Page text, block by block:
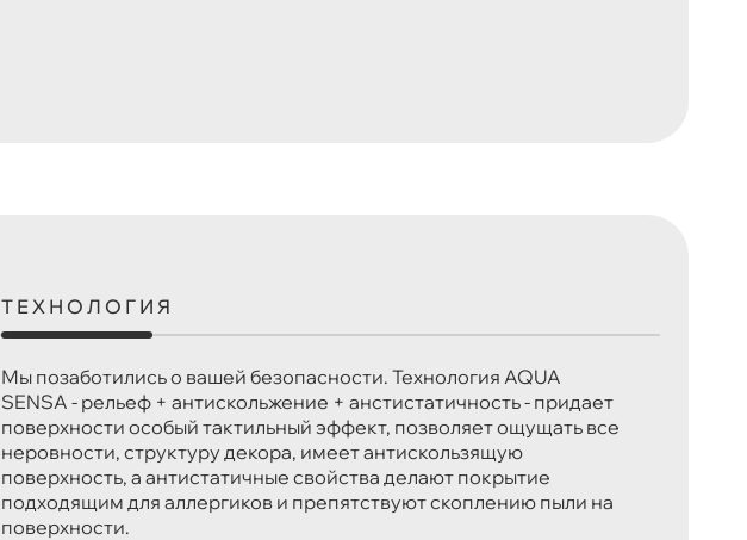
ТЕХНОЛОГИЯ
Мы позаботились о вашей безопасности. Технология AQUA
SENSA - рельеф + антискольжение + анстистатичность - придает
поверхности особый тактильный эффект, позволяет ощущать все
неровности, структуру декора, имеет антискользящую
поверхность, а антистатичные свойства делают покрытие
подходящим для аллергиков и препятствуют скоплению пыли на
поверхности.